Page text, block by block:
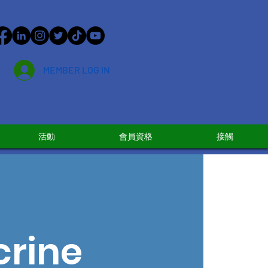
MEMBER LOG IN
活動 會員資格 接觸